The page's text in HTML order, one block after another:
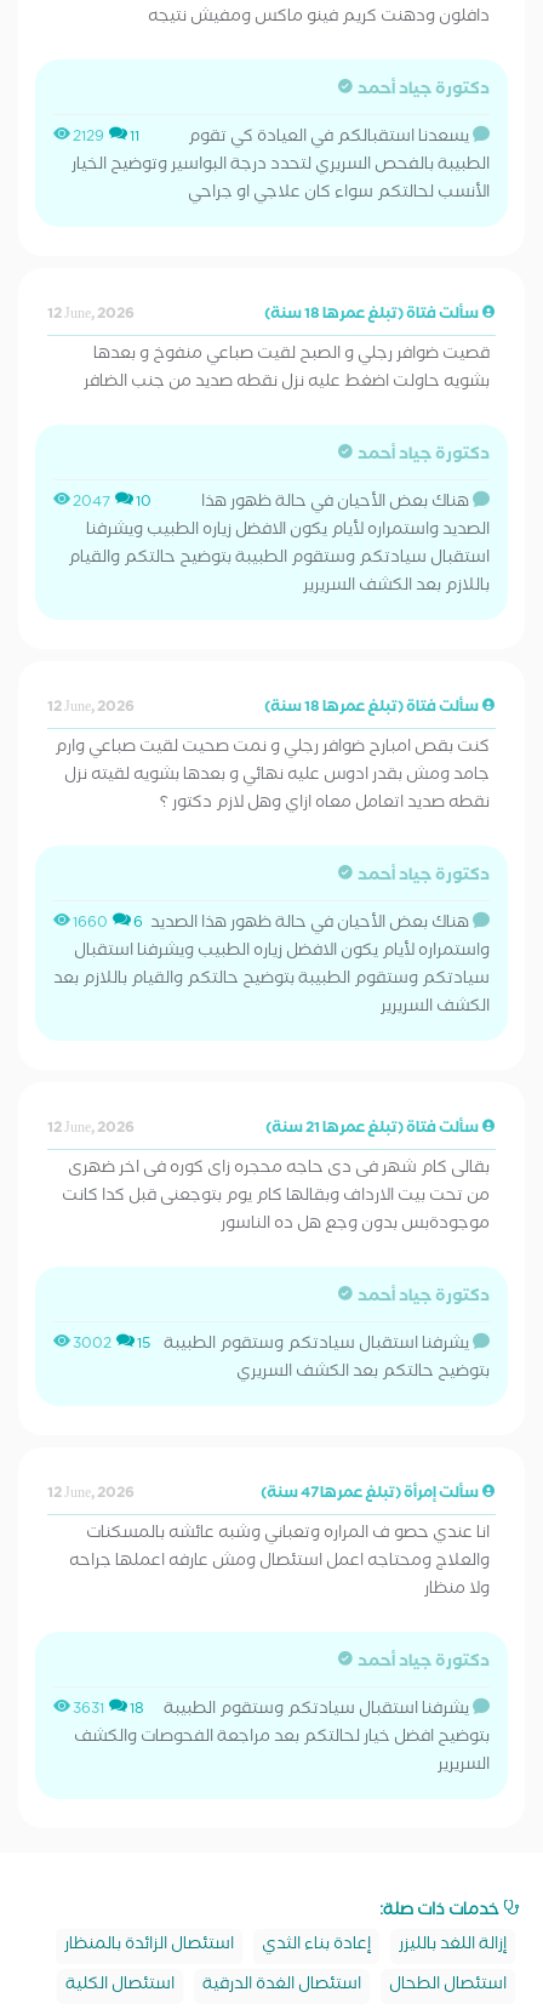
دافلون ودهنت كريم فينو ماكس ومفيش نتيجه
دكتورة جياد أحمد
2129 11
يسعدنا استقبالكم في العيادة كي تقوم
الطبيبة بالفحص السريري لتحدد درجة البواسير وتوضيح الخيار
الأنسب لحالتكم سواء كان علاجي او جراحي
سألت فتاة (تبلغ عمرها 18 سنة) 12 June, 2026
قصيت ضوافر رجلي و الصبح لقيت صباعي منفوخ و بعدها
بشويه حاولت اضغط عليه نزل نقطه صديد من جنب الضافر
دكتورة جياد أحمد
2047 10
هناك بعض الأحيان في حالة ظهور هذا
الصديد واستمراره لأيام يكون الافضل زياره الطبيب ويشرفنا
استقبال سيادتكم وستقوم الطبيبة بتوضيح حالتكم والقيام
باللازم بعد الكشف السريرير
سألت فتاة (تبلغ عمرها 18 سنة) 12 June, 2026
كنت بقص امبارح ضوافر رجلي و نمت صحيت لقيت صباعي وارم
جامد ومش بقدر ادوس عليه نهائي و بعدها بشويه لقيته نزل
نقطه صديد اتعامل معاه ازاي وهل لازم دكتور ؟
دكتورة جياد أحمد
1660 6 هناك بعض الأحيان في حالة ظهور هذا الصديد
واستمراره لأيام يكون الافضل زياره الطبيب ويشرفنا استقبال
سيادتكم وستقوم الطبيبة بتوضيح حالتكم والقيام باللازم بعد
الكشف السريرير
سألت فتاة (تبلغ عمرها 21 سنة) 12 June, 2026
بقالى كام شهر فى دى حاجه محجره زاى كوره فى اخر ضهرى
من تحت بيت الارداف وبقالها كام يوم بتوجعنى قبل كدا كانت
موجودةبس بدون وجع هل ده الناسور
دكتورة جياد أحمد
3002 15 يشرفنا استقبال سيادتكم وستقوم الطبيبة
بتوضيح حالتكم بعد الكشف السريري
سألت إمرأة (تبلغ عمرها 47 سنة) 12 June, 2026
انا عندي حصو ف المراره وتعباني وشبه عائشه بالمسكنات
والعلاج ومحتاجه اعمل استئصال ومش عارفه اعملها جراحه
ولا منظار
دكتورة جياد أحمد
3631 18
يشرفنا استقبال سيادتكم وستقوم الطبيبة
بتوضيح افضل خيار لحالتكم بعد مراجعة الفحوصات والكشف
السريرير
خدمات ذات صلة:
إزالة اللغد بالليزر
إعادة بناء الثدي
استئصال الزائدة بالمنظار
استئصال الطحال
استئصال الغدة الدرقية
استئصال الكلية